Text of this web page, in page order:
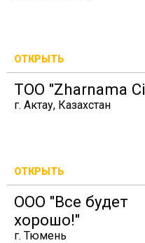
ОТКРЫТЬ
ТОО "Zharnama
г. Актау, Казахстан
ОТКРЫТЬ
ООО "Все будет
хорошо!"
г. Тюмень